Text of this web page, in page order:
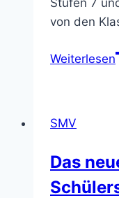
von den
Weiterlesen
SMV
Das